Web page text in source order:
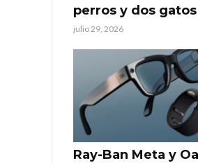
perros y dos gatos
julio 29, 2026
Ray-Ban Meta y